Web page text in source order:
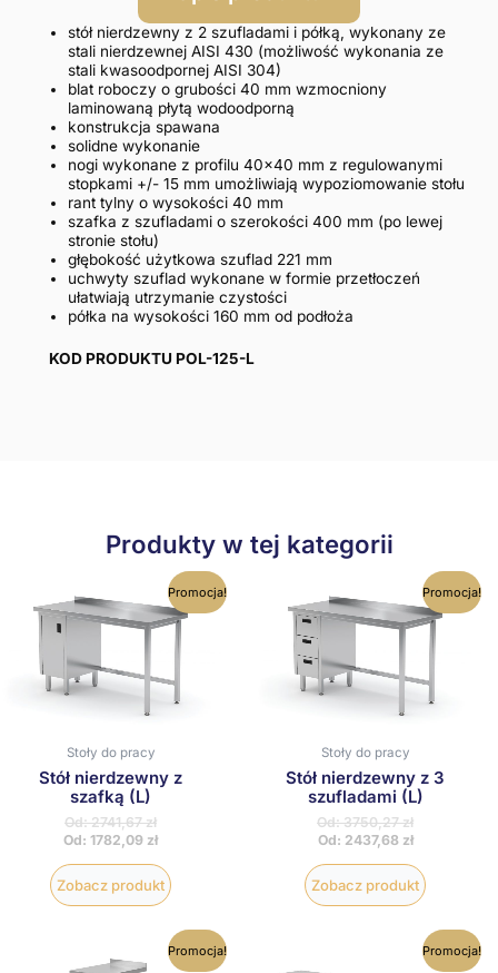
stół nierdzewny z 2 szufladami i półką, wykonany ze
stali nierdzewnej AISI 430 (możliwość wykonania ze
stali kwasoodpornej AISI 304)
blat roboczy o grubości 40 mm wzmocniony
laminowaną płytą wodoodporną
konstrukcja spawana
solidne wykonanie
nogi wykonane z profilu 40×40 mm z regulowanymi
stopkami +/- 15 mm umożliwiają wypoziomowanie stołu
rant tylny o wysokości 40 mm
szafka z szufladami o szerokości 400 mm (po lewej
stronie stołu)
głębokość użytkowa szuflad 221 mm
uchwyty szuflad wykonane w formie przetłoczeń
ułatwiają utrzymanie czystości
półka na wysokości 160 mm od podłoża
KOD PRODUKTU POL-125-L
Produkty w tej kategorii
Promocja!
Stoły do pracy
Stół nierdzewny z
szafką (L)
Od:2741,67zł
Od: 1782,09 zł
Zobacz produkt
Ten
produkt
ma
wiele
Opcje
można
produktu
Promocja!
Stoły do pracy
Stół nierdzewny z 3
szufladami (L)
Od:3750,27zł
Od: 2437,68 zł
Zobacz produkt
Ten
produkt
ma
wiele
Opcje
można
produktu
Promocja!
Ten
produkt
Promocja!
Ten
produkt